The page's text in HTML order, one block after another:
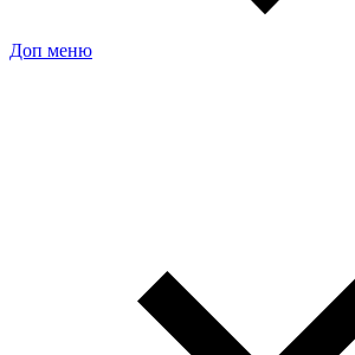
Доп меню